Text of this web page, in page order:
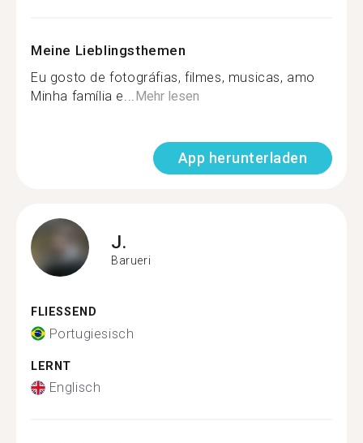
Meine Lieblingsthemen
Eu gosto de fotográfias, filmes, musicas, amo
Minha família e...Mehr lesen
App herunterladen
J.
Barueri
FLIESSEND
Portugiesisch
LERNT
Englisch